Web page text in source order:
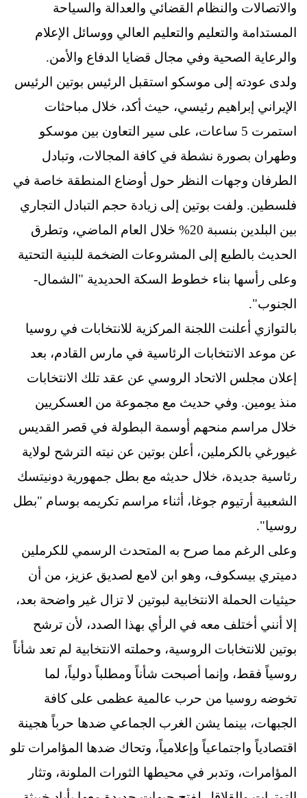
والاتصالات والنظام القضائي والعدالة والسياحة
المستدامة والتعليم والتعليم العالي ووسائل الإعلام
والرعاية الصحية وفي مجال قضايا الدفاع والأمن.
ولدى عودته إلى موسكو استقبل الرئيس بوتين الرئيس
الإيراني إبراهيم رئيسي، حيث أكد، خلال مباحثات
استمرت 5 ساعات، على سير التعاون بين موسكو
وطهران بصورة نشطة في كافة المجالات، وتبادل
الطرفان وجهات النظر حول أوضاع المنطقة خاصة في
فلسطين. ولفت بوتين إلى زيادة حجم التبادل التجاري
بين البلدين بنسبة 20% خلال العام الماضي، وتطرق
الحديث بالطبع إلى المشروعات الضخمة للبنية التحتية
وعلى رأسها بناء خطوط السكة الحديدية "الشمال-
الجنوب".
بالتوازي أعلنت اللجنة المركزية للانتخابات في روسيا
عن موعد الانتخابات الرئاسية في مارس القادم، بعد
إعلان مجلس الاتحاد الروسي عن عقد تلك الانتخابات
منذ يومين. وفي حديث مع مجموعة من العسكريين
خلال مراسم منحهم أوسمة البطولة في قصر القديس
غيورغي بالكرملين، أعلن بوتين عن نيته الترشح لولاية
رئاسية جديدة، خلال حديثه مع بطل جمهورية دونيتسك
الشعبية أرتيوم جوغا، أثناء مراسم تكريمه بوسام "بطل
روسيا".
وعلى الرغم مما صرح به المتحدث الرسمي للكرملين
دميتري بيسكوف، وهو ابن لامع لصديق عزيز، من أن
حيثيات الحملة الانتخابية لبوتين لا تزال غير واضحة بعد،
إلا أنني أختلف معه في الرأي بهذا الصدد، لأن ترشح
بوتين للانتخابات الروسية، وحملته الانتخابية لم تعد شأناً
روسياً فقط، وإنما أصبحت شأناً ومطلباً دولياً، لما
تخوضه روسيا من حرب عالمية عظمى على كافة
الجبهات، بينما يشن الغرب الجماعي ضدها حرباً هجينة
اقتصادياً واجتماعياً وإعلامياً، وتحاك ضدها المؤامرات تلو
المؤامرات، وتدبر في محيطها الثورات الملونة، وتثار